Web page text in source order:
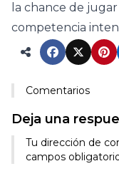
la chance de
competencia
Comentarios
Deja una
Tu dirección de
campos